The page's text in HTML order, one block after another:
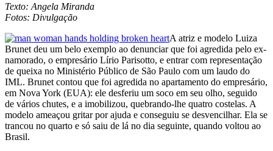
Texto: Angela Miranda
Fotos: Divulgação
A atriz e modelo Luiza
Brunet deu um belo exemplo ao denunciar que foi agredida pelo ex-
namorado, o empresário Lírio Parisotto, e entrar com representação
de queixa no Ministério Público de São Paulo com um laudo do
IML. Brunet contou que foi agredida no apartamento do empresário,
em Nova York (EUA): ele desferiu um soco em seu olho, seguido
de vários chutes, e a imobilizou, quebrando-lhe quatro costelas. A
modelo ameaçou gritar por ajuda e conseguiu se desvencilhar. Ela se
trancou no quarto e só saiu de lá no dia seguinte, quando voltou ao
Brasil.